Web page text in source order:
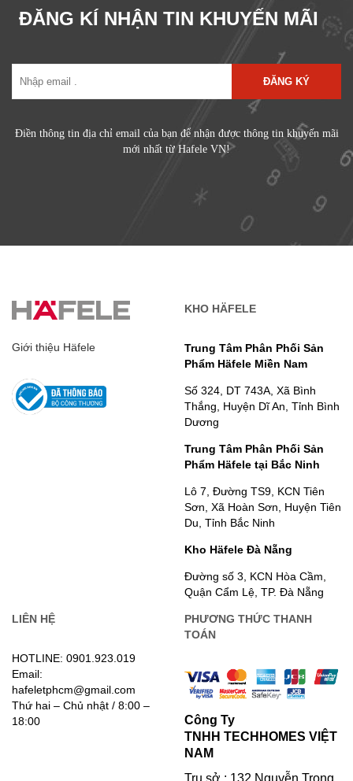
ĐĂNG KÍ NHẬN TIN KHUYẾN MÃI
ĐĂNG KÝ
Điền thông tin địa chỉ email của bạn để nhận được thông tin khuyến mãi
mới nhất từ Hafele VN!
Giới thiệu Häfele
KHO HÄFELE
Trung Tâm Phân Phối Sản
Phẩm Häfele Miền Nam
Số 324, DT 743A, Xã Bình
Thắng, Huyện Dĩ An, Tỉnh Bình
Dương
Trung Tâm Phân Phối Sản
Phẩm Häfele tại Bắc Ninh
Lô 7, Đường TS9, KCN Tiên
Sơn, Xã Hoàn Sơn, Huyện Tiên
Du, Tỉnh Bắc Ninh
Kho Häfele Đà Nẵng
Đường số 3, KCN Hòa Cầm,
Quận Cẩm Lệ, TP. Đà Nẵng
LIÊN HỆ
HOTLINE: 0901.923.019
Email:
hafeletphcm@gmail.com
Thứ hai – Chủ nhật / 8:00 –
18:00
PHƯƠNG THỨC THANH
TOÁN
Công Ty
TNHH TECHHOMES VIỆT
NAM
Trụ sở : 132 Nguyễn Trọng